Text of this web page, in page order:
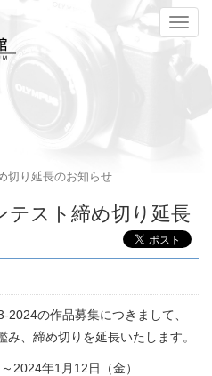
メ
ニ
切り延長のお知らせ
テスト締め切り延長
の作品募集につきまして、
、締め切りを延長いたします。
2024年1月12日（金）